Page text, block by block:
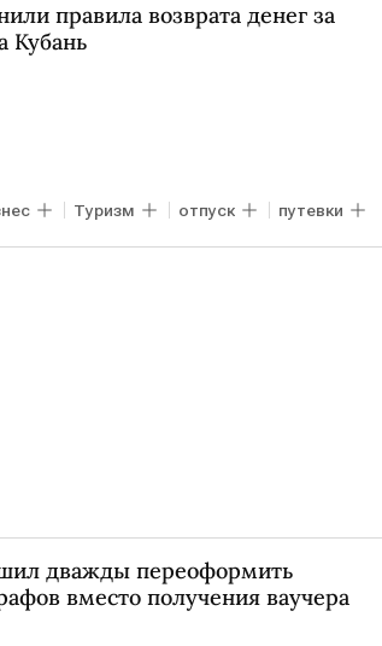
правила возврата денег за
Кубань
Туризм отпуск путевки
дважды переоформить
вместо получения ваучера